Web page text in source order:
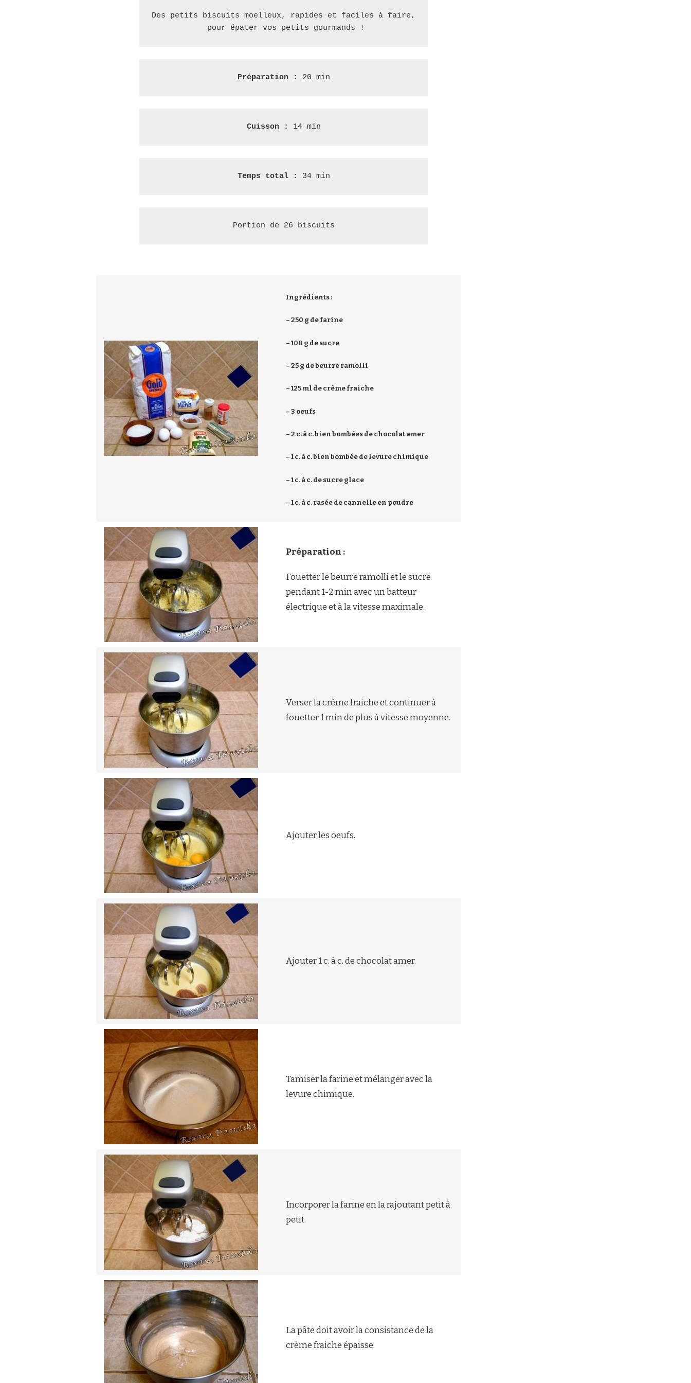
Des petits biscuits moelleux, rapides et faciles à faire,
pour épater vos petits gourmands !
Préparation : 20 min
Cuisson : 14 min
Temps total : 34 min
Portion de 26 biscuits
Ingrédients :
– 250 g de farine
– 100 g de sucre
– 25 g de beurre ramolli
– 125 ml de crème fraiche
– 3 oeufs
– 2 c. à c. bien bombées de chocolat amer
– 1 c. à c. bien bombée de levure chimique
– 1 c. à c. de sucre glace
– 1 c. à c. rasée de cannelle en poudre
Préparation :
Fouetter le beurre ramolli et le sucre
pendant 1-2 min avec un batteur
électrique et à la vitesse maximale.
Verser la crème fraiche et continuer à
fouetter 1 min de plus à vitesse moyenne.
Ajouter les oeufs.
Ajouter 1 c. à c. de chocolat amer.
Tamiser la farine et mélanger avec la
levure chimique.
Incorporer la farine en la rajoutant petit à
petit.
La pâte doit avoir la consistance de la
crème fraiche épaisse.